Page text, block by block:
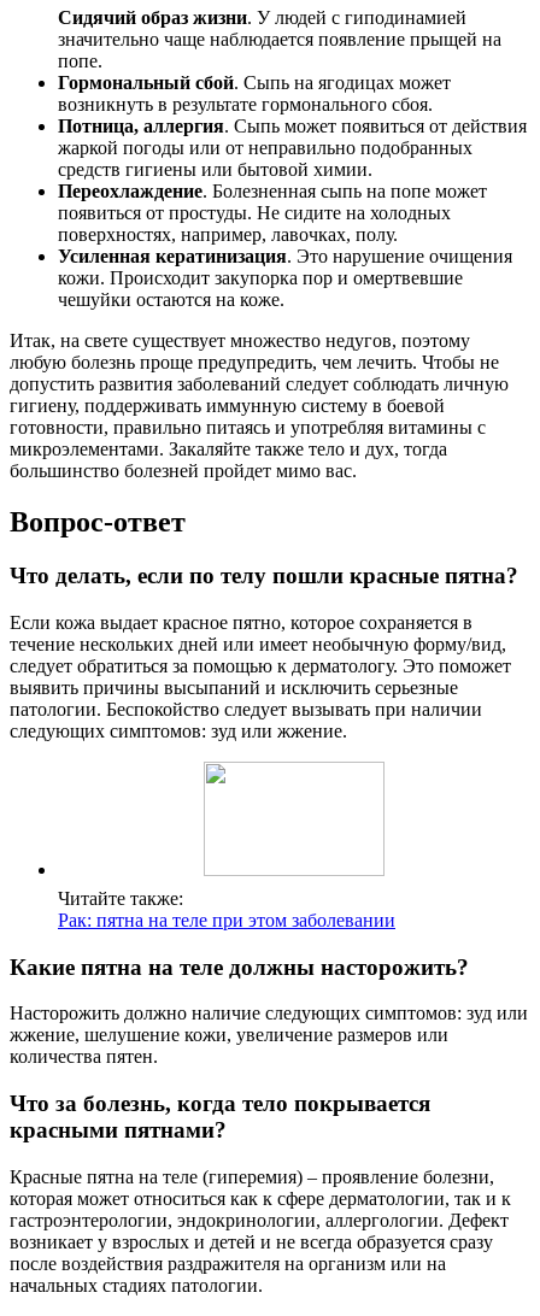
Сидячий образ жизни. У людей с гиподинамией
значительно чаще наблюдается появление прыщей на
попе.
Гормональный сбой. Сыпь на ягодицах может
возникнуть в результате гормонального сбоя.
Потница, аллергия. Сыпь может появиться от действия
жаркой погоды или от неправильно подобранных
средств гигиены или бытовой химии.
Переохлаждение. Болезненная сыпь на попе может
появиться от простуды. Не сидите на холодных
поверхностях, например, лавочках, полу.
Усиленная кератинизация. Это нарушение очищения
кожи. Происходит закупорка пор и омертвевшие
чешуйки остаются на коже.
Итак, на свете существует множество недугов, поэтому
любую болезнь проще предупредить, чем лечить. Чтобы не
допустить развития заболеваний следует соблюдать личную
гигиену, поддерживать иммунную систему в боевой
готовности, правильно питаясь и употребляя витамины с
микроэлементами. Закаляйте также тело и дух, тогда
большинство болезней пройдет мимо вас.
Вопрос-ответ
Что делать, если по телу пошли красные пятна?
Если кожа выдает красное пятно, которое сохраняется в
течение нескольких дней или имеет необычную форму/вид,
следует обратиться за помощью к дерматологу. Это поможет
выявить причины высыпаний и исключить серьезные
патологии. Беспокойство следует вызывать при наличии
следующих симптомов: зуд или жжение.
Читайте также:
Рак: пятна на теле при этом заболевании
Какие пятна на теле должны насторожить?
Насторожить должно наличие следующих симптомов: зуд или
жжение, шелушение кожи, увеличение размеров или
количества пятен.
Что за болезнь, когда тело покрывается
красными пятнами?
Красные пятна на теле (гиперемия) – проявление болезни,
которая может относиться как к сфере дерматологии, так и к
гастроэнтерологии, эндокринологии, аллергологии. Дефект
возникает у взрослых и детей и не всегда образуется сразу
после воздействия раздражителя на организм или на
начальных стадиях патологии.